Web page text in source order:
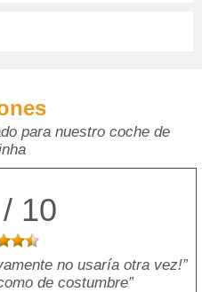
para nuestro coche de
10
no usaría otra vez!
de costumbre